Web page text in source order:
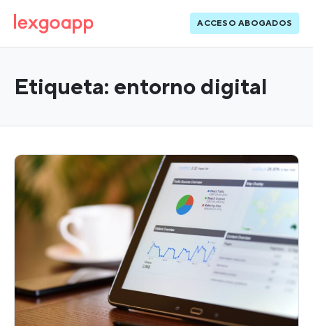
ACCESO ABOGADOS
Etiqueta: entorno digital